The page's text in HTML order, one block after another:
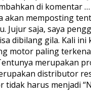
di komentar
akan memposting
Jujur saja, saya
dibilang gila. Kali ini
motor paling
merupakan
distributor
tidak harus menjadi